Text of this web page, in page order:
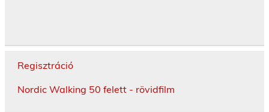
Regisztráció
Nordic Walking 50 felett - rövidfilm